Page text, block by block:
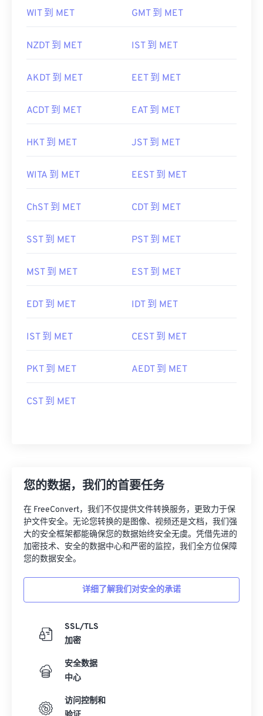
WIT 到 MET GMT 到 MET
NZDT 到 MET IST 到 MET
AKDT 到 MET EET 到 MET
ACDT 到 MET EAT 到 MET
HKT 到 MET JST 到 MET
WITA 到 MET EEST 到 MET
ChST 到 MET CDT 到 MET
SST 到 MET PST 到 MET
MST 到 MET EST 到 MET
EDT 到 MET IDT 到 MET
IST 到 MET CEST 到 MET
PKT 到 MET AEDT 到 MET
CST 到 MET
您的数据，我们的首要任务
在 FreeConvert，我们不仅提供文件转换服务，更致力于保
护文件安全。无论您转换的是图像、视频还是文档，我们强
大的安全框架都能确保您的数据始终安全无虞。凭借先进的
加密技术、安全的数据中心和严密的监控，我们全方位保障
您的数据安全。
详细了解我们对安全的承诺
SSL/TLS
加密
安全数据
中心
访问控制和